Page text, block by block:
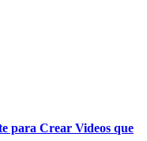
para Crear Videos que